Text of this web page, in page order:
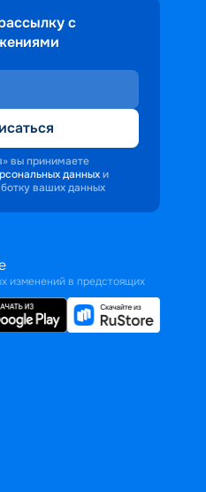
с
вы принимаете
данных и
ваших данных
изменений в предстоящих